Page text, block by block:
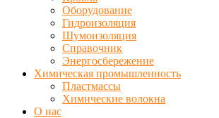
Оборудование
Гидроизоляция
Шумоизоляция
Справочник
Энергосбережение
Химическая промышленность
Пластмассы
Химические волокна
О нас